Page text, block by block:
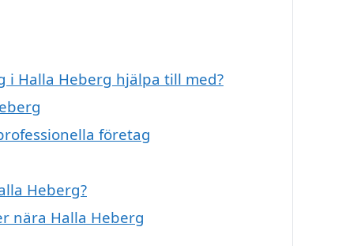
i Halla Heberg hjälpa till med?
företag
Heberg?
nära Halla Heberg